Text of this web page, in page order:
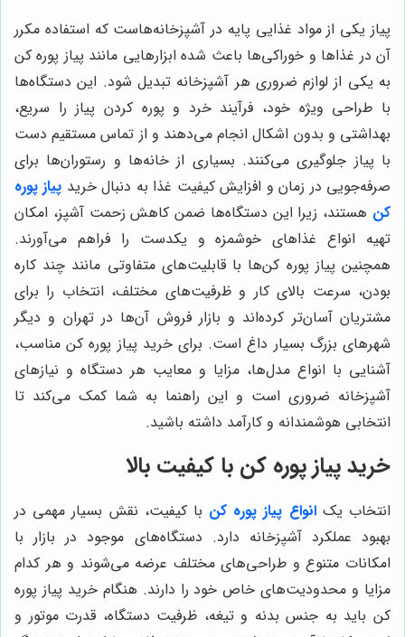
پیاز یکی از مواد غذایی پایه در آشپزخانه‌هاست که استفاده مکرر
آن در غذاها و خوراکی‌ها باعث شده ابزارهایی مانند پیاز پوره کن
به یکی از لوازم ضروری هر آشپزخانه تبدیل شود. این دستگاه‌ها
با طراحی ویژه خود، فرآیند خرد و پوره کردن پیاز را سریع،
بهداشتی و بدون اشکال انجام می‌دهند و از تماس مستقیم دست
با پیاز جلوگیری می‌کنند. بسیاری از خانه‌ها و رستوران‌ها برای
صرفه‌جویی در زمان و افزایش کیفیت غذا به دنبال خرید پیاز پوره
کن هستند، زیرا این دستگاه‌ها ضمن کاهش زحمت آشپز، امکان
تهیه انواع غذاهای خوشمزه و یکدست را فراهم می‌آورند.
همچنین پیاز پوره کن‌ها با قابلیت‌های متفاوتی مانند چند کاره
بودن، سرعت بالای کار و ظرفیت‌های مختلف، انتخاب را برای
مشتریان آسان‌تر کرده‌اند و بازار فروش آن‌ها در تهران و دیگر
شهرهای بزرگ بسیار داغ است. برای خرید پیاز پوره کن مناسب،
آشنایی با انواع مدل‌ها، مزایا و معایب هر دستگاه و نیازهای
آشپزخانه ضروری است و این راهنما به شما کمک می‌کند تا
انتخابی هوشمندانه و کارآمد داشته باشید.
خرید پیاز پوره کن با کیفیت بالا
انتخاب یکانواع پیاز پوره کن با کیفیت، نقش بسیار مهمی در
بهبود عملکرد آشپزخانه دارد. دستگاه‌های موجود در بازار با
امکانات متنوع و طراحی‌های مختلف عرضه می‌شوند و هر کدام
مزایا و محدودیت‌های خاص خود را دارند. هنگام خرید پیاز پوره
کن باید به جنس بدنه و تیغه، ظرفیت دستگاه، قدرت موتور و